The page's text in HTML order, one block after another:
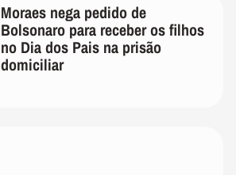
Moraes nega pedido de
Bolsonaro para receber os filhos
no Dia dos Pais na prisão
domiciliar